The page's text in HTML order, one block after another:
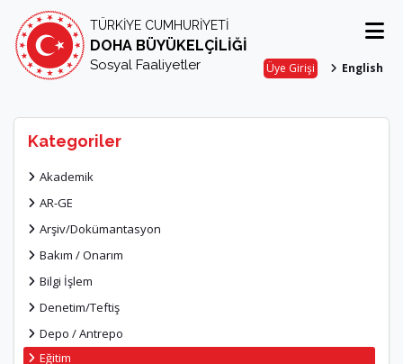
TÜRKİYE CUMHURİYETİ
DOHA BÜYÜKELÇİLİĞİ
Sosyal Faaliyetler Üye Girişi English
Kategoriler
Akademik
AR-GE
Arşiv/Dokümantasyon
Bakım / Onarım
Bilgi İşlem
Denetim/Teftiş
Depo / Antrepo
Eğitim